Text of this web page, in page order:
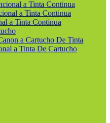
a Tinta Continua
a Tinta Continua
a Tinta Continua
a Cartucho De Tinta
a Tinta De Cartucho